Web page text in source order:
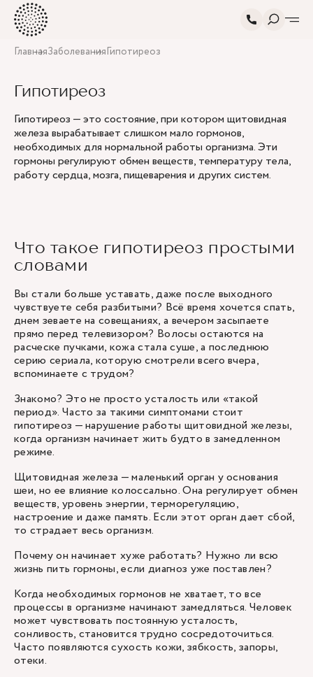
ГлавнаяЗаболеванияГипотиреоз
Гипотиреоз
Гипотиреоз — это состояние, при котором щитовидная
железа вырабатывает слишком мало гормонов,
необходимых для нормальной работы организма. Эти
гормоны регулируют обмен веществ, температуру тела,
работу сердца, мозга, пищеварения и других систем.
Что такое гипотиреоз простыми
словами
Вы стали больше уставать, даже после выходного
чувствуете себя разбитыми? Всё время хочется спать,
днем зеваете на совещаниях, а вечером засыпаете
прямо перед телевизором? Волосы остаются на
расческе пучками, кожа стала суше, а последнюю
серию сериала, которую смотрели всего вчера,
вспоминаете с трудом?
Знакомо? Это не просто усталость или «такой
период». Часто за такими симптомами стоит
гипотиреоз — нарушение работы щитовидной железы,
когда организм начинает жить будто в замедленном
режиме.
Щитовидная железа — маленький орган у основания
шеи, но ее влияние колоссально. Она регулирует обмен
веществ, уровень энергии, терморегуляцию,
настроение и даже память. Если этот орган дает сбой,
то страдает весь организм.
Почему он начинает хуже работать? Нужно ли всю
жизнь пить гормоны, если диагноз уже поставлен?
Когда необходимых гормонов не хватает, то все
процессы в организме начинают замедляться. Человек
может чувствовать постоянную усталость,
сонливость, становится трудно сосредоточиться.
Часто появляются сухость кожи, зябкость, запоры,
отеки.